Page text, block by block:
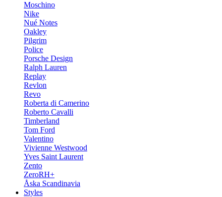
Moschino
Nike
Nué Notes
Oakley
Pilgrim
Police
Porsche Design
Ralph Lauren
Replay
Revlon
Revo
Roberta di Camerino
Roberto Cavalli
Timberland
Tom Ford
Valentino
Vivienne Westwood
Yves Saint Laurent
Zento
ZeroRH+
Åska Scandinavia
Styles